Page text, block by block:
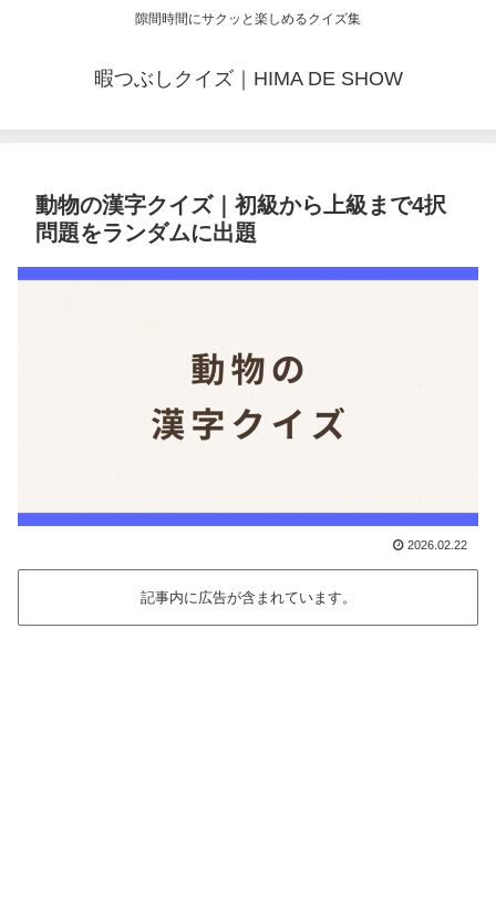
隙間時間にサクッと楽しめるクイズ集
暇つぶしクイズ｜HIMA DE SHOW
動物の漢字クイズ｜初級から上級まで4択
問題をランダムに出題
2026.02.22
記事内に広告が含まれています。